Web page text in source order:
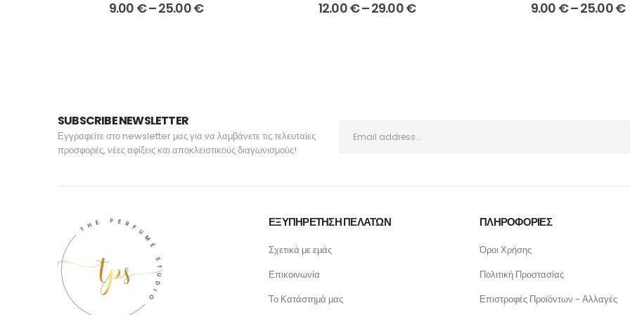
9.00 €–25.00€Price 12.00€–29.00€Price 9.00 €–25.00€
SUBSCRIBE NEWSLETTER
Εγγραφείτε στο newsletter μας για να λαμβάνετε τις τελευταίες
προσφορές, νέες αφίξεις και αποκλειστικούς διαγωνισμούς!
ΕΞΥΠΗΡΕΤΗΣΗ ΠΕΛΑΤΩΝ
Σχετικά με εμάς
Επικοινωνία
Το Κατάστημά μας
ΠΛΗΡΟΦΟΡΙΕΣ
Όροι Χρήσης
Πολιτική Προστασίας
Επιστροφές Προϊόντων - Αλλαγές